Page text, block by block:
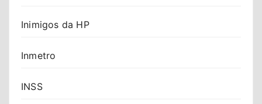
Inimigos da HP
Inmetro
INSS